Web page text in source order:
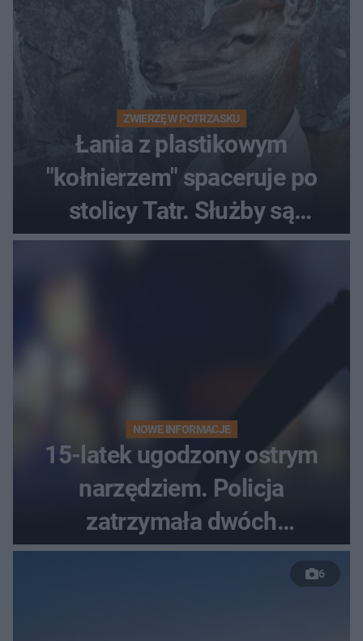
ZWIERZĘ W POTRZASKU
Łania z plastikowym
"kołnierzem" spaceruje po
stolicy Tatr. Służby są
bezradne
NOWE INFORMACJE
15-latek ugodzony ostrym
narzędziem. Policja
zatrzymała dwóch
nastolatków
6